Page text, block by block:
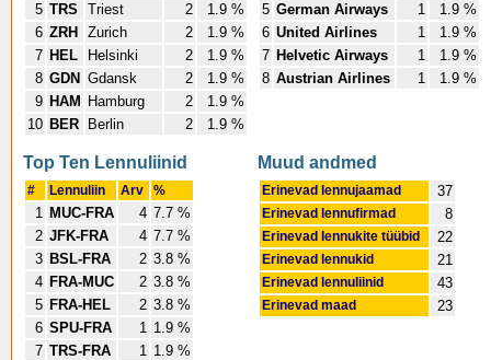
5 TRS Triest 2
1.9 %
6 ZRH Zurich 2
1.9 %
7 HEL Helsinki 2
1.9 %
8 GDN Gdansk 2
1.9 %
9 HAM Hamburg 2
1.9 %
10 BER Berlin 2 1.9 %
5 German Airways 1
1.9 %
6 United Airlines 1
1.9 %
7 Helvetic Airways 1
1.9 %
8 Austrian Airlines 1 1.9 %
Top Ten Lennuliinid
# Lennuliin Arv %
1 MUC-FRA 4 7.7 %
2 JFK-FRA 4 7.7 %
3 BSL-FRA 2 3.8 %
4 FRA-MUC 2 3.8 %
5 FRA-HEL 2 3.8 %
6 SPU-FRA 1 1.9 %
7 TRS-FRA 1 1.9 %
Muud andmed
Erinevad lennujaamad 37
Erinevad lennufirmad 8
Erinevad lennukite tüübid 22
Erinevad lennukid 21
Erinevad lennuliinid 43
Erinevad maad 23